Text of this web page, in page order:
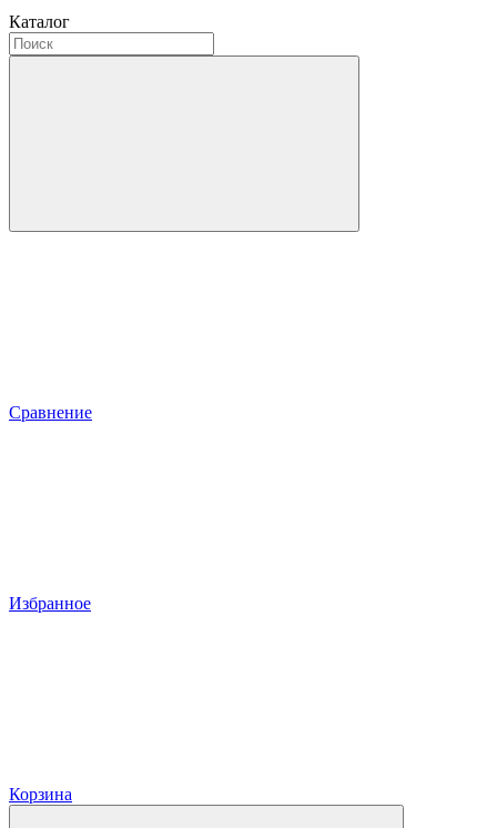
Каталог
Сравнение
Избранное
Корзина